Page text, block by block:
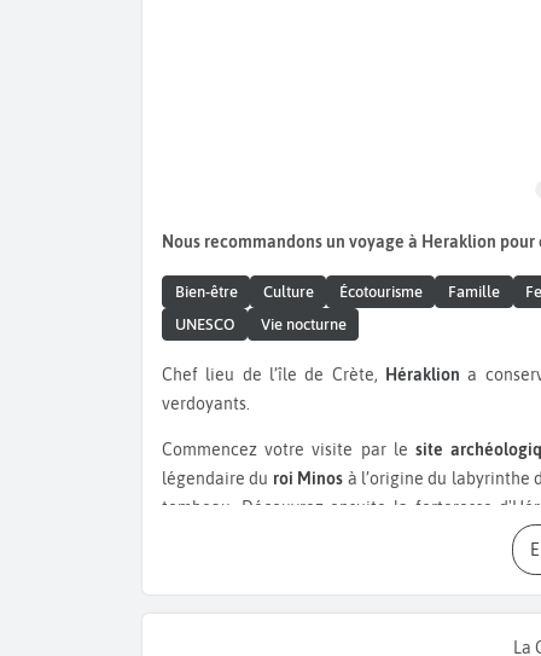
Nous recommandons un voyage à Heraklion
Bien-être Culture Écotourisme Famille
UNESCO
Vie nocturne
Chef lieu de l’île de Crète, Hérakliona
verdoyants.
Commencez votre visite par le site
légendaire du roi Minos à l’origine du labyrinthe
tombeau. Découvrez ensuite la forteresse
Loggia vénitienne
a été construite entre 1626 et 1628 et servait de
politiques et commerciales. Ne manquez pas
La